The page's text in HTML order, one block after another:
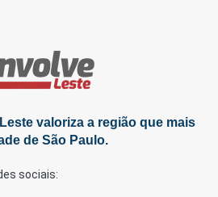
valoriza a região que mais
de São Paulo.
sociais: